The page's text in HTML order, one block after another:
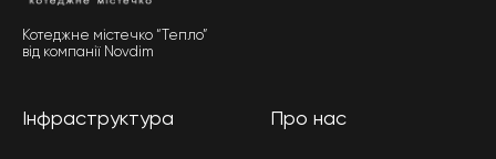
Котеджне містечко “Тепло”
від компанії Novdim
Інфраструктура Про нас